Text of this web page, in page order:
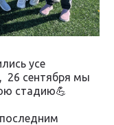
усе
26 сентября мы
стадию💪